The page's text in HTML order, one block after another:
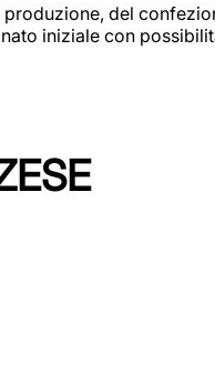
del
iniziale con